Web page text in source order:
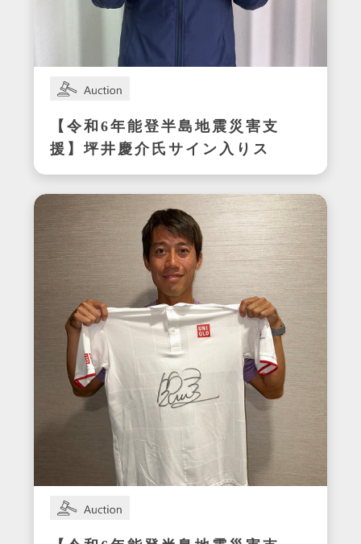
【令和6年能登半島地震災害支
援】坪井慶介氏サイン入りス
パイク